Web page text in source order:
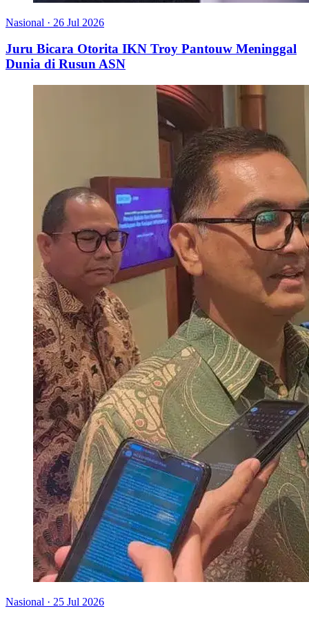
Nasional · 26 Jul 2026
Juru Bicara Otorita IKN Troy Pantouw Meninggal
Dunia di Rusun ASN
Nasional · 25 Jul 2026